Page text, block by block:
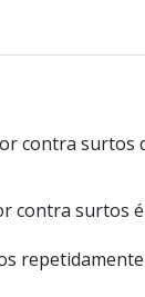
contra